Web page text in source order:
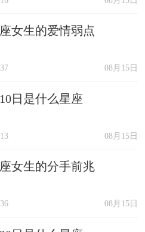
女生的爱情弱点
08月15日
日是什么星座
08月15日
女生的分手前兆
08月15日